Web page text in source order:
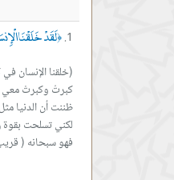
﴿لَقَدْ خَلَقْنَا
فهو سبحانه (